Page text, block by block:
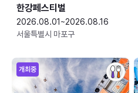
한강페스티벌
2026.08.01~2026.08.16
서울특별시 마포구
개최중